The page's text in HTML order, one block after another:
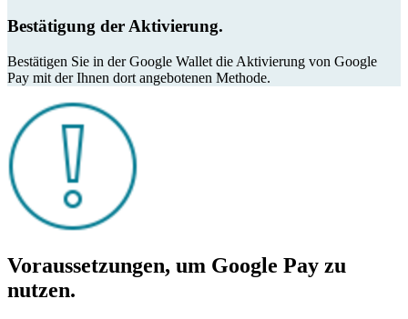
Bestätigung der Aktivierung.
Bestätigen Sie in der Google Wallet die Aktivierung von Google
Pay mit der Ihnen dort angebotenen Methode.
Voraussetzungen, um Google Pay zu
nutzen.